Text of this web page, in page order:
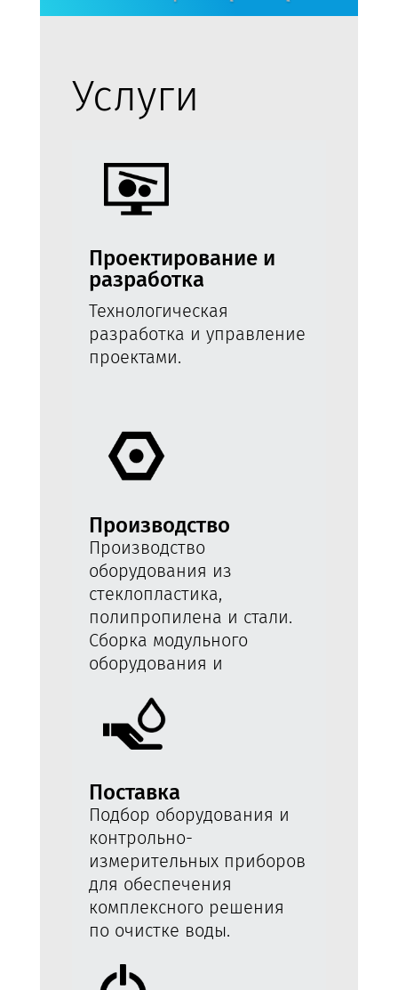
Услуги
Проектирование и
разработка
Технологическая
разработка и управление
проектами.
Производство
Производство
оборудования из
стеклопластика,
полипропилена и стали.
Сборка модульного
оборудования и
строительные работы.
Поставка
Подбор оборудования и
контрольно-
измерительных приборов
для обеспечения
комплексного решения
по очистке воды.